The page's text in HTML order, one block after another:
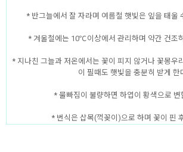
* 반그늘에서 잘 자라며 여름철 햇빛은 잎을 태울
* 겨울철에는 10℃이상에서 관리하며 약간 건조
* 지나친 그늘과 저온에서는 꽃이 피지 않거나 꽃몽우
이 필때도 햇빛을 충분히 받게 한
* 물빠짐이 불량하면 하엽이 황색으로 변
* 번식은 삽목(꺽꽂이)으로 하며 꽃이 핀